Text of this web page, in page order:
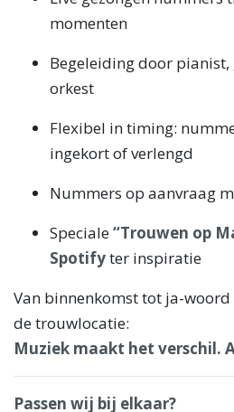
momenten
Begeleiding door
orkest
Flexibel in timing:
ingekort of verlengd
Nummers op aanvraag
Speciale“Trouwen op
Spotifyter inspiratie
Van binnenkomst tot ja-
de trouwlocatie:
Muziek maakt het verschil.
Passen wij bij elkaar?